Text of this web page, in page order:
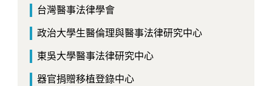
台灣醫事法律學會
政治大學生醫倫理與醫事法律研究中心
東吳大學醫事法律研究中心
器官捐贈移植登錄中心